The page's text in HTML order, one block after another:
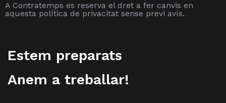
A Contratemps es reserva el dret a fer canvis en
aquesta política de privacitat sense previ avís.
Estem preparats
Anem a treballar!